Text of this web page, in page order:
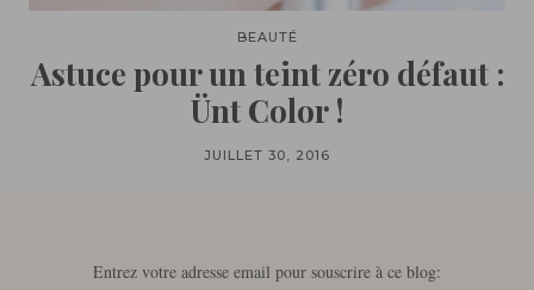
BEAUTÉ
Astuce pour un teint zéro défaut :
Ünt Color !
JUILLET 30, 2016
Entrez votre adresse email pour souscrire à ce blog: